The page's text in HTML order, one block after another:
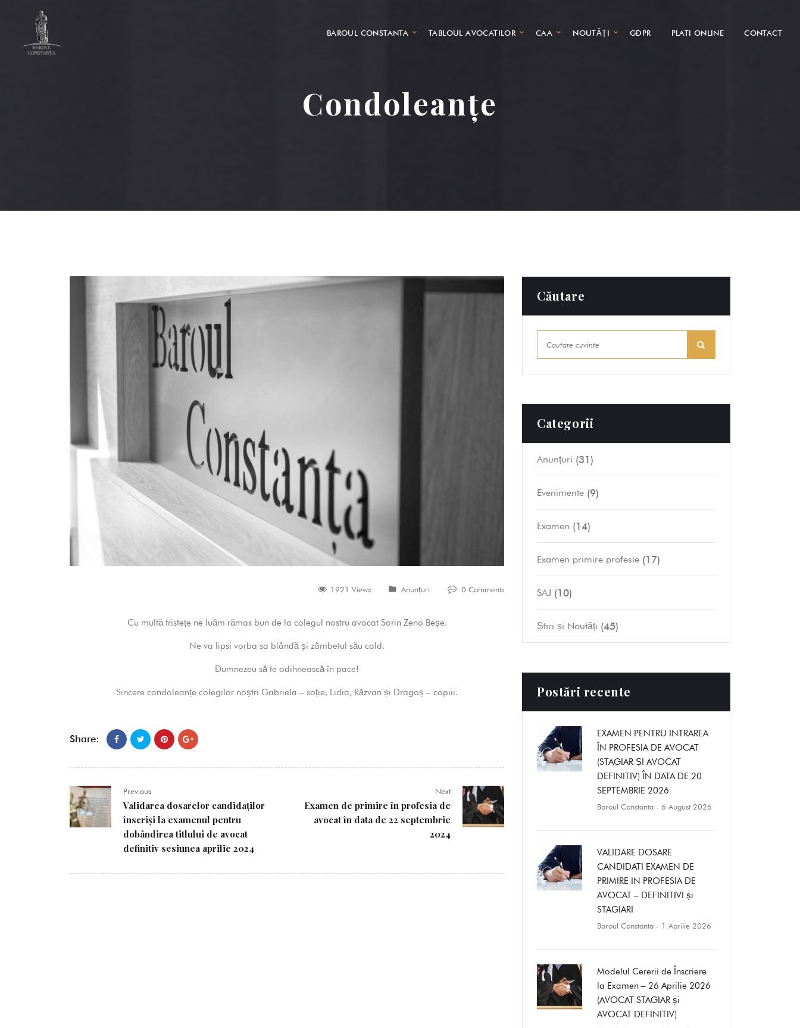
BAROUL CONSTANTA TABLOUL AVOCATILOR CAA NOUTĂȚI GDPR PLATI ONLINE CONTACT
Condoleanțe
1921 Views Anunțuri 0 Comments
Cu multă tristețe ne luăm rămas bun de la colegul nostru avocat Sorin Zeno Beșe.
Ne va lipsi vorba sa blândă și zâmbetul său cald.
Dumnezeu să te odihnească în pace!
Sincere condoleanțe colegilor noștri Gabriela – soție, Lidia, Răzvan și Dragoș – copiii.
Share:
Previous
Validarea dosarelor candidaților
înscriși la examenul pentru
dobândirea titlului de avocat
definitiv sesiunea aprilie 2024
Next
Examen de primire în profesia de
avocat în data de 22 septembrie
2024
Căutare
Categorii
Anunțuri (31)
Evenimente (9)
Examen (14)
Examen primire profesie (17)
SAJ (10)
Știri și Noutăți (45)
Postări recente
EXAMEN PENTRU INTRAREA
ÎN PROFESIA DE AVOCAT
(STAGIAR ȘI AVOCAT
DEFINITIV) ÎN DATA DE 20
SEPTEMBRIE 2026
Baroul Constanta - 6 August 2026
VALIDARE DOSARE
CANDIDATI EXAMEN DE
PRIMIRE IN PROFESIA DE
AVOCAT – DEFINITIVI și
STAGIARI
Baroul Constanta - 1 Aprilie 2026
Modelul Cererii de Înscriere
la Examen – 26 Aprilie 2026
(AVOCAT STAGIAR și
AVOCAT DEFINITIV)